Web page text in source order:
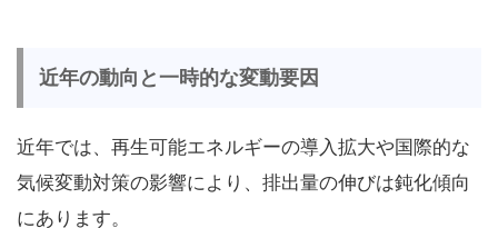
近年の動向と一時的な変動要因
近年では、再生可能エネルギーの導入拡大や国際的な
気候変動対策の影響により、排出量の伸びは鈍化傾向
にあります。